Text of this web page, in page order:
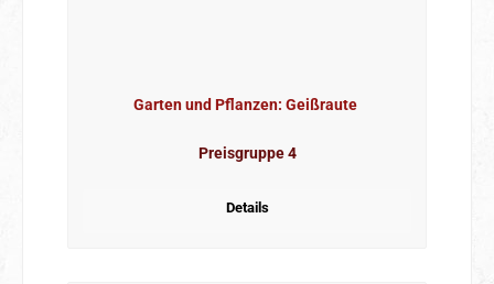
Garten und Pflanzen: Geißraute
Preisgruppe 4
Details